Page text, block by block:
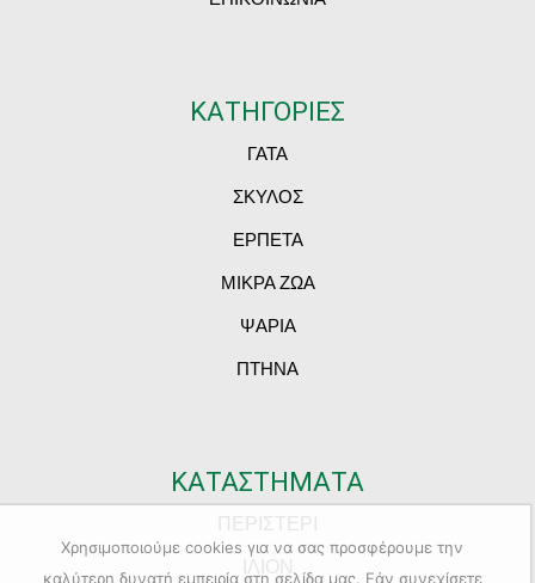
ΚΑΤΗΓΟΡΙΕΣ
ΓΑΤΑ
ΣΚΥΛΟΣ
ΕΡΠΕΤΑ
ΜΙΚΡΑ ΖΩΑ
ΨΑΡΙΑ
ΠΤΗΝΑ
ΚΑΤΑΣΤΗΜΑΤΑ
Χρησιμοποιούμε cookies για να σας προσφέρουμε την
καλύτερη δυνατή εμπειρία στη σελίδα μας. Εάν συνεχίσετε